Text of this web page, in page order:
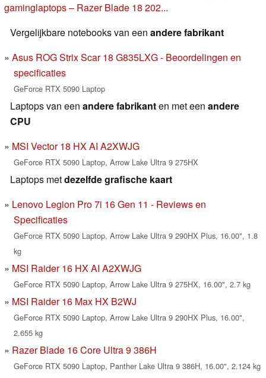
gaminglaptops – Razer Blade 18 202...
Vergelijkbare notebooks van een andere fabrikant
Asus ROG Strix Scar 18 G835LXG - Beoordelingen en
specificaties
GeForce RTX 5090 Laptop
Laptops van een andere fabrikanten met een andere
CPU
MSI Vector 18 HX AI A2XWJG
GeForce RTX 5090 Laptop, Arrow Lake Ultra 9 275HX
Laptops metdezelfde grafische kaart
Lenovo Legion Pro 7i 16 Gen 11 - Reviews en
Specificaties
GeForce RTX 5090 Laptop, Arrow Lake Ultra 9 290HX Plus, 16.00", 1.8
kg
MSI Raider 16 HX AI A2XWJG
GeForce RTX 5090 Laptop, Arrow Lake Ultra 9 275HX, 16.00", 2.7 kg
MSI Raider 16 Max HX B2WJ
GeForce RTX 5090 Laptop, Arrow Lake Ultra 9 290HX Plus, 16.00",
2.655 kg
Razer Blade 16 Core Ultra 9 386H
GeForce RTX 5090 Laptop, Panther Lake Ultra 9 386H, 16.00", 2.124 kg